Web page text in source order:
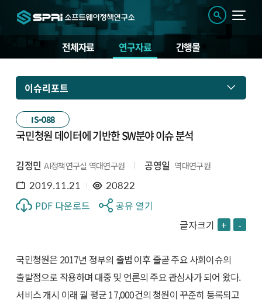
전체자료 연구자료 간행물
이슈리포트
IS-088
국민청원 데이터에 기반한 SW분야 이슈 분석
김정민 AI정책연구실 역대연구원 공영일 역대연구원
2019.11.21 20822
PDF 다운로드
공유 열기
글자크기 + -
국민청원은 2017년 정부의 출범 이후 줄곧 주요 사회이슈의
출발점으로 작용하며 대중 및 언론의 주요 관심사가 되어 왔다.
서비스 개시 이래 월 평균 17,000건의 청원이 꾸준히 등록되고